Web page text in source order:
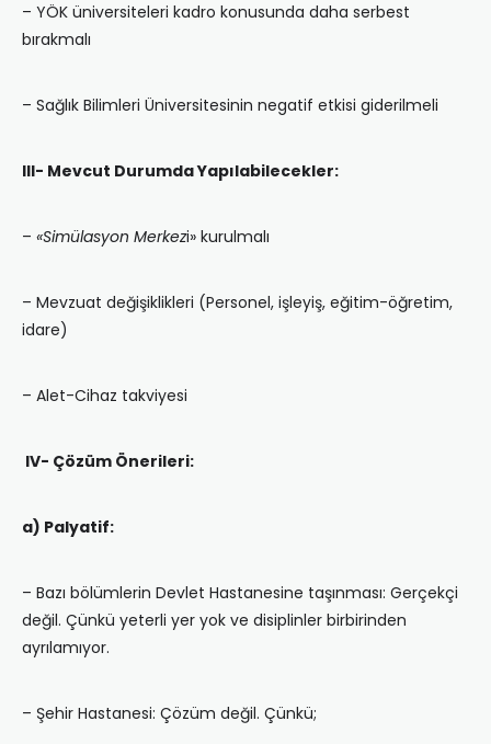
– YÖK üniversiteleri kadro konusunda daha serbest
bırakmalı
– Sağlık Bilimleri Üniversitesinin negatif etkisi giderilmeli
III- Mevcut Durumda Yapılabilecekler:
– «Simülasyon Merkezi» kurulmalı
– Mevzuat değişiklikleri (Personel, işleyiş, eğitim-öğretim,
idare)
– Alet-Cihaz takviyesi
IV- Çözüm Önerileri:
a) Palyatif:
– Bazı bölümlerin Devlet Hastanesine taşınması: Gerçekçi
değil. Çünkü yeterli yer yok ve disiplinler birbirinden
ayrılamıyor.
– Şehir Hastanesi: Çözüm değil. Çünkü;